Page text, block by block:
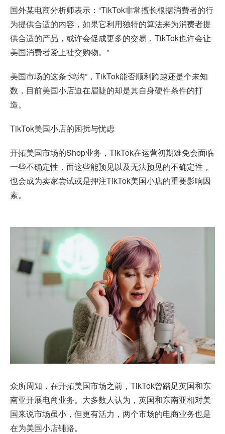
国外某电商分析师表示：“TikTok非常擅长根据消费者的行
为提供合适的内容，如果它利用独特的算法来为消费者提
供合适的产品，或许会促成更多的交易，TikTok也许会让
美国消费者爱上社交购物。”
美国市场的这条“鸿沟”，TikTok能否顺利跨越还是个未知
数，目前美国小店迫在眉睫的却是其自身硬件条件的打
造。
TikTok美国小店的困扰与忧虑
开拓美国市场的Shop业务，TikTok在运营初期难免会面临
一些不确定性，而这些能预见以及无法预见的不确定性，
也会成为卖家尝试或是押注TikTok美国小店的重要影响因
素。
众所周知，在开拓美国市场之前，TikTok曾踏足英国和东
南亚开展电商业务。大多数人认为，英国和东南亚相对美
国来说市场虽小，但更有活力，两个市场的电商业务也是
在为美国小店铺路。